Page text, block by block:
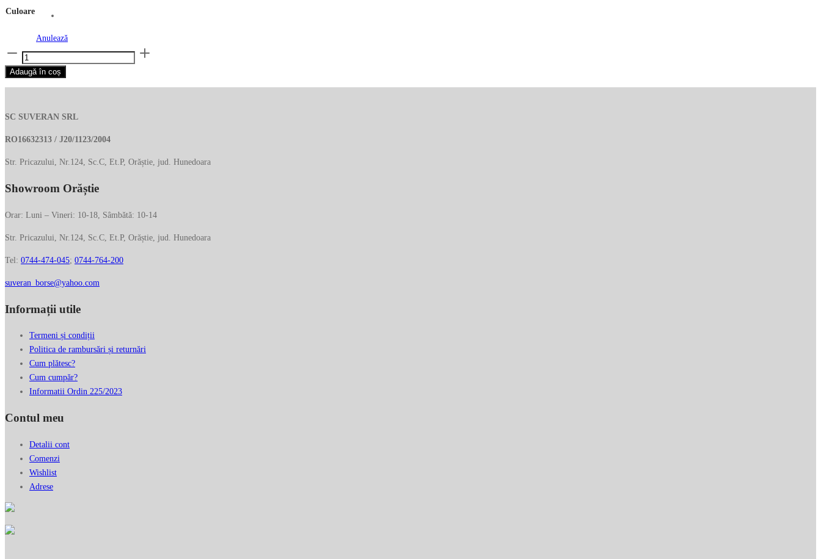
Culoare
Anulează
Cantitate
Geanta
de
roti,
din
naturala
4086
Adaugă în coș
SC SUVERAN SRL
RO16632313 / J20/1123/2004
Str. Pricazului, Nr.124, Sc.C, Et.P, Orăștie, jud. Hunedoara
Showroom Orăștie
Orar: Luni – Vineri: 10-18, Sâmbătă: 10-14
Str. Pricazului, Nr.124, Sc.C, Et.P, Orăștie, jud. Hunedoara
Tel: 0744-474-045; 0744-764-200
suveran_borse@yahoo.com
Informații utile
Termeni și condiții
Politica de rambursări și returnări
Cum plătesc?
Cum cumpăr?
Informatii Ordin 225/2023
Contul meu
Detalii cont
Comenzi
Wishlist
Adrese